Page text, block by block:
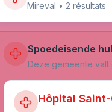
Mireval • 2 résultats
Spoedeisende
Deze gemeente
Hôpital